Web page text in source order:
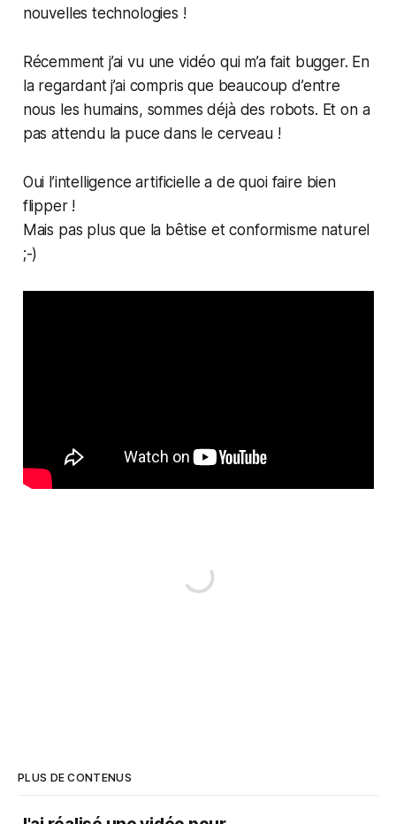
nouvelles technologies !
Récemment j’ai vu une vidéo qui m’a fait bugger. En
la regardant j’ai compris que beaucoup d’entre
nous les humains, sommes déjà des robots. Et on a
pas attendu la puce dans le cerveau !
Oui l’intelligence artificielle a de quoi faire bien
flipper !
Mais pas plus que la bêtise et conformisme naturel
;-)
PLUS DE CONTENUS